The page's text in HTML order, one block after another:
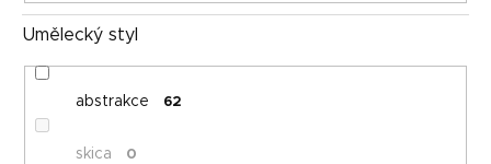
Umělecký styl
abstrakce 62
skica 0